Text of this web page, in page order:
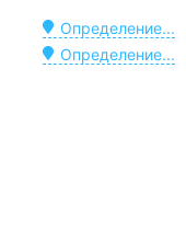
Определение...
Определение...